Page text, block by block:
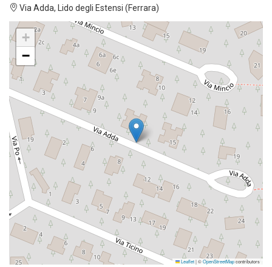
Via Adda, Lido degli Estensi (Ferrara)
+
−
Leaflet|©OpenStreetMapcontributors